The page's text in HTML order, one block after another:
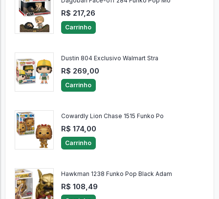
R$ 217,26
Carrinho
Dustin 804 Exclusivo Walmart Stra
R$ 269,00
Carrinho
Cowardly Lion Chase 1515 Funko Po
R$ 174,00
Carrinho
Hawkman 1238 Funko Pop Black Adam
R$ 108,49